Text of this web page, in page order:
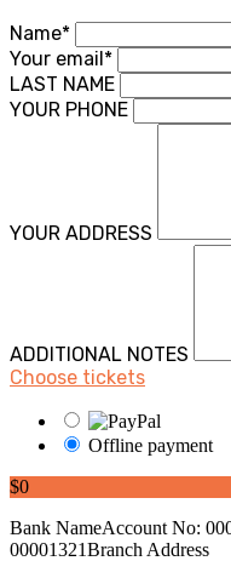
Name*
Your email*
LAST NAME
YOUR PHONE
YOUR ADDRESS
ADDITIONAL NOTES
Choose tickets
Offline payment
$0
Bank NameAccount No:
00001321Branch Address